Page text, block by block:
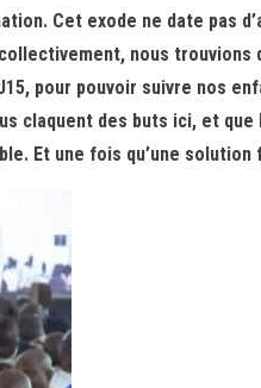
Cet exode ne date pas
nous
pour pouvoir suivre nos
claquent des buts ici, et
Et une fois qu’une